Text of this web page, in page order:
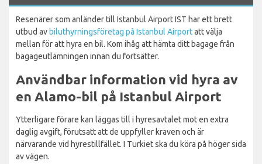
Resenärer som anländer till Istanbul Airport IST har ett brett
utbud avbiluthyrningsföretag på Istanbul Airportatt välja
mellan för att hyra en bil. Kom ihåg att hämta ditt bagage från
bagageutlämningen innan du fortsätter.
Användbar information vid hyra av
en Alamo-bil på Istanbul Airport
Ytterligare förare kan läggas till i hyresavtalet mot en extra
daglig avgift, förutsatt att de uppfyller kraven och är
närvarande vid hyrestillfället. I Turkiet ska du köra på höger sida
av vägen.